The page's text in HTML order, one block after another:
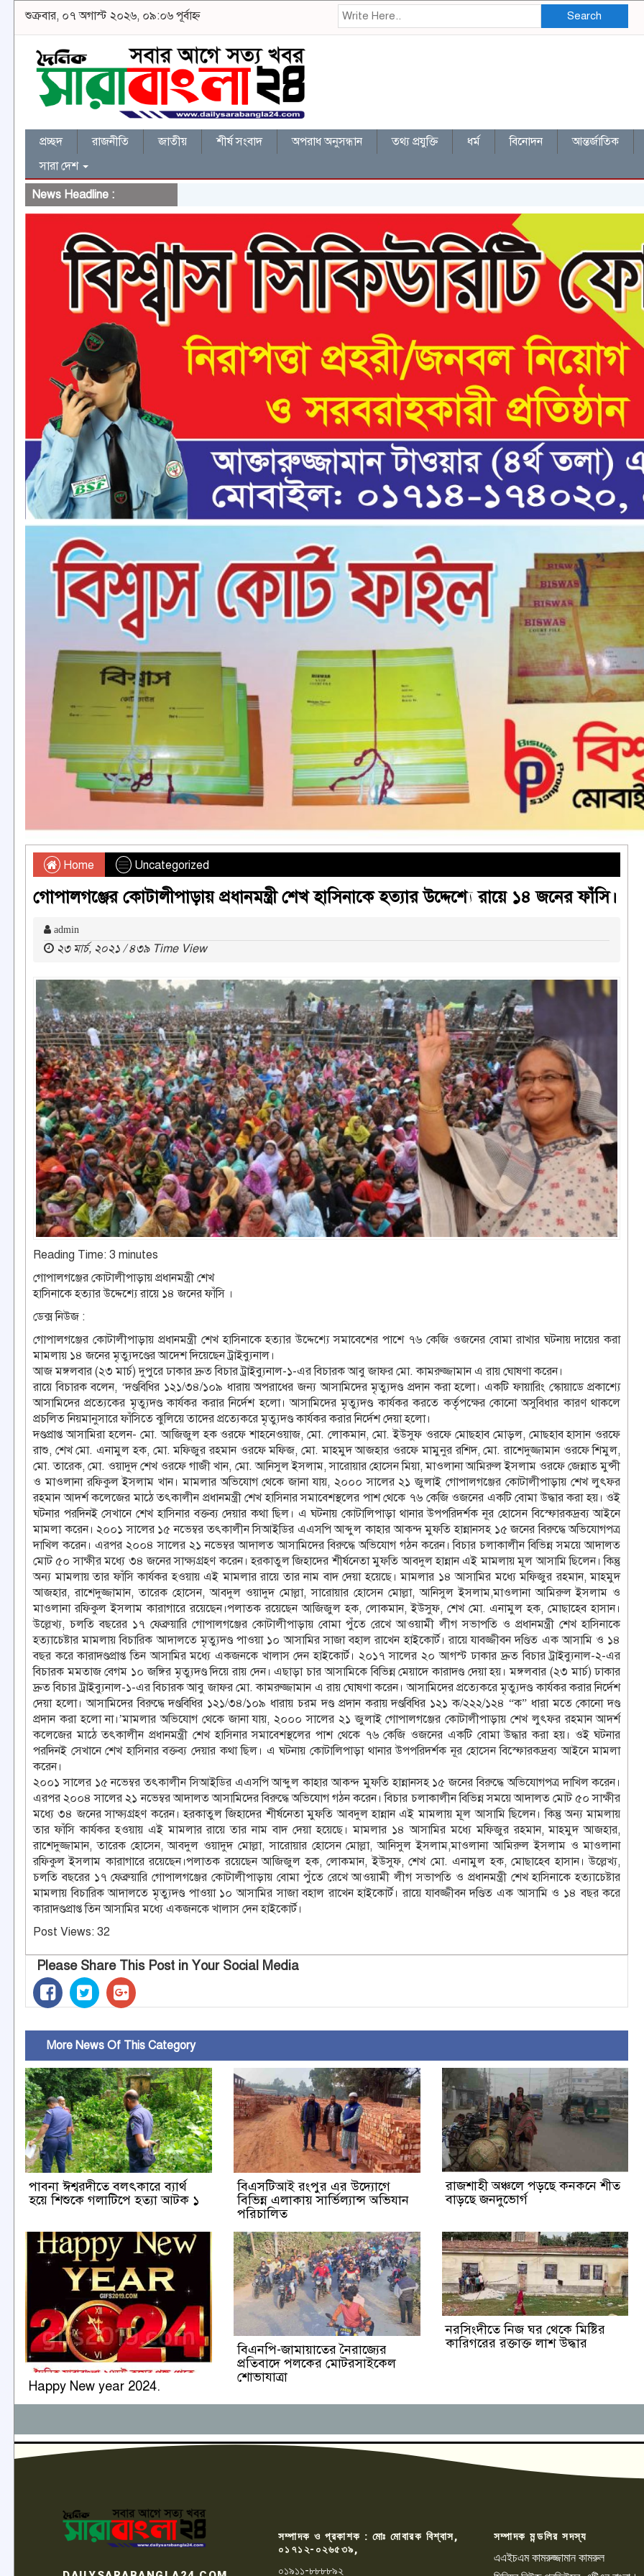
শুক্রবার, ০৭ অগাস্ট ২০২৬, ০৯:০৬ পূর্বাহ্ন Search
প্রচ্ছদ রাজনীতি জাতীয় শীর্ষ সংবাদ অপরাধ অনুসন্ধান তথ্য প্রযুক্তি ধর্ম বিনোদন আন্তর্জাতিক
সারা দেশ
News Headline :
Home Uncategorized
গোপালগঞ্জের কোটালীপাড়ায় প্রধানমন্ত্রী শেখ হাসিনাকে হত্যার উদ্দেশ্যে রায়ে ১৪ জনের ফাঁসি।
admin
২৩ মার্চ, ২০২১ / ৪৩৯ Time View
Reading Time: 3 minutes
গোপালগঞ্জের কোটালীপাড়ায় প্রধানমন্ত্রী শেখ
হাসিনাকে হত্যার উদ্দেশ্যে রায়ে ১৪ জনের ফাঁসি ।
ডেক্স নিউজ :
গোপালগঞ্জের কোটালীপাড়ায় প্রধানমন্ত্রী শেখ হাসিনাকে হত্যার উদ্দেশ্যে সমাবেশের পাশে ৭৬ কেজি ওজনের বোমা রাখার ঘটনায় দায়ের করা
মামলায় ১৪ জনের মৃত্যুদণ্ডের আদেশ দিয়েছেন ট্রাইব্যুনাল।
আজ মঙ্গলবার (২৩ মার্চ) দুপুরে ঢাকার দ্রুত বিচার ট্রাইব্যুনাল-১-এর বিচারক আবু জাফর মো. কামরুজ্জামান এ রায় ঘোষণা করেন।
রায়ে বিচারক বলেন, ‘দণ্ডবিধির ১২১/৩৪/১০৯ ধারায় অপরাধের জন্য আসামিদের মৃত্যুদণ্ড প্রদান করা হলো। একটি ফায়ারিং স্কোয়াডে প্রকাশ্যে
আসামিদের প্রত্যেকের মৃত্যুদণ্ড কার্যকর করার নির্দেশ হলো। আসামিদের মৃত্যুদণ্ড কার্যকর করতে কর্তৃপক্ষের কোনো অসুবিধার কারণ থাকলে
প্রচলিত নিয়মানুসারে ফাঁসিতে ঝুলিয়ে তাদের প্রত্যেকরে মৃত্যুদণ্ড কার্যকর করার নির্দেশ দেয়া হলো।
দণ্ডপ্রাপ্ত আসামিরা হলেন- মো. আজিজুল হক ওরফে শাহনেওয়াজ, মো. লোকমান, মো. ইউসুফ ওরফে মোছহাব মোড়ল, মোছহাব হাসান ওরফে
রাশু, শেখ মো. এনামুল হক, মো. মফিজুর রহমান ওরফে মফিজ, মো. মাহমুদ আজহার ওরফে মামুনুর রশিদ, মো. রাশেদুজ্জামান ওরফে শিমুল,
মো. তারেক, মো. ওয়াদুদ শেখ ওরফে গাজী খান, মো. আনিসুল ইসলাম, সারোয়ার হোসেন মিয়া, মাওলানা আমিরুল ইসলাম ওরফে জেন্নাত মুন্সী
ও মাওলানা রফিকুল ইসলাম খান। মামলার অভিযোগ থেকে জানা যায়, ২০০০ সালের ২১ জুলাই গোপালগঞ্জের কোটালীপাড়ায় শেখ লুৎফর
রহমান আদর্শ কলেজের মাঠে তৎকালীন প্রধানমন্ত্রী শেখ হাসিনার সমাবেশস্থলের পাশ থেকে ৭৬ কেজি ওজনের একটি বোমা উদ্ধার করা হয়। ওই
ঘটনার পরদিনই সেখানে শেখ হাসিনার বক্তব্য দেয়ার কথা ছিল। এ ঘটনায় কোটালিপাড়া থানার উপপরিদর্শক নূর হোসেন বিস্ফোরকদ্রব্য আইনে
মামলা করেন। ২০০১ সালের ১৫ নভেম্বর তৎকালীন সিআইডির এএসপি আব্দুল কাহার আকন্দ মুফতি হান্নানসহ ১৫ জনের বিরুদ্ধে অভিযোগপত্র
দাখিল করেন। এরপর ২০০৪ সালের ২১ নভেম্বর আদালত আসামিদের বিরুদ্ধে অভিযোগ গঠন করেন। বিচার চলাকালীন বিভিন্ন সময়ে আদালত
মোট ৫০ সাক্ষীর মধ্যে ৩৪ জনের সাক্ষ্যগ্রহণ করেন। হরকাতুল জিহাদের শীর্ষনেতা মুফতি আবদুল হান্নান এই মামলায় মূল আসামি ছিলেন। কিন্তু
অন্য মামলায় তার ফাঁসি কার্যকর হওয়ায় এই মামলার রায়ে তার নাম বাদ দেয়া হয়েছে। মামলার ১৪ আসামির মধ্যে মফিজুর রহমান, মাহমুদ
আজহার, রাশেদুজ্জামান, তারেক হোসেন, আবদুল ওয়াদুদ মোল্লা, সারোয়ার হোসেন মোল্লা, আনিসুল ইসলাম,মাওলানা আমিরুল ইসলাম ও
মাওলানা রফিকুল ইসলাম কারাগারে রয়েছেন।পলাতক রয়েছেন আজিজুল হক, লোকমান, ইউসুফ, শেখ মো. এনামুল হক, মোছাহেব হাসান।
উল্লেখ্য, চলতি বছরের ১৭ ফেব্রুয়ারি গোপালগঞ্জের কোটালীপাড়ায় বোমা পুঁতে রেখে আওয়ামী লীগ সভাপতি ও প্রধানমন্ত্রী শেখ হাসিনাকে
হত্যাচেষ্টার মামলায় বিচারিক আদালতে মৃত্যুদণ্ড পাওয়া ১০ আসামির সাজা বহাল রাখেন হাইকোর্ট। রায়ে যাবজ্জীবন দণ্ডিত এক আসামি ও ১৪
বছর করে কারাদণ্ডপ্রাপ্ত তিন আসামির মধ্যে একজনকে খালাস দেন হাইকোর্ট। ২০১৭ সালের ২০ আগস্ট ঢাকার দ্রুত বিচার ট্রাইব্যুনাল-২-এর
বিচারক মমতাজ বেগম ১০ জঙ্গির মৃত্যুদণ্ড দিয়ে রায় দেন। এছাড়া চার আসামিকে বিভিন্ন মেয়াদে কারাদণ্ড দেয়া হয়। মঙ্গলবার (২৩ মার্চ) ঢাকার
দ্রুত বিচার ট্রাইব্যুনাল-১-এর বিচারক আবু জাফর মো. কামরুজ্জামান এ রায় ঘোষণা করেন। আসামিদের প্রত্যেকরে মৃত্যুদণ্ড কার্যকর করার নির্দেশ
দেয়া হলো। আসামিদের বিরুদ্ধে দণ্ডবিধির ১২১/৩৪/১০৯ ধারায় চরম দণ্ড প্রদান করায় দণ্ডবিধির ১২১ ক/২২২/১২৪ “ক” ধারা মতে কোনো দণ্ড
প্রদান করা হলো না।’মামলার অভিযোগ থেকে জানা যায়, ২০০০ সালের ২১ জুলাই গোপালগঞ্জের কোটালীপাড়ায় শেখ লুৎফর রহমান আদর্শ
কলেজের মাঠে তৎকালীন প্রধানমন্ত্রী শেখ হাসিনার সমাবেশস্থলের পাশ থেকে ৭৬ কেজি ওজনের একটি বোমা উদ্ধার করা হয়। ওই ঘটনার
পরদিনই সেখানে শেখ হাসিনার বক্তব্য দেয়ার কথা ছিল। এ ঘটনায় কোটালিপাড়া থানার উপপরিদর্শক নূর হোসেন বিস্ফোরকদ্রব্য আইনে মামলা
করেন।
২০০১ সালের ১৫ নভেম্বর তৎকালীন সিআইডির এএসপি আব্দুল কাহার আকন্দ মুফতি হান্নানসহ ১৫ জনের বিরুদ্ধে অভিযোগপত্র দাখিল করেন।
এরপর ২০০৪ সালের ২১ নভেম্বর আদালত আসামিদের বিরুদ্ধে অভিযোগ গঠন করেন। বিচার চলাকালীন বিভিন্ন সময়ে আদালত মোট ৫০ সাক্ষীর
মধ্যে ৩৪ জনের সাক্ষ্যগ্রহণ করেন। হরকাতুল জিহাদের শীর্ষনেতা মুফতি আবদুল হান্নান এই মামলায় মূল আসামি ছিলেন। কিন্তু অন্য মামলায়
তার ফাঁসি কার্যকর হওয়ায় এই মামলার রায়ে তার নাম বাদ দেয়া হয়েছে। মামলার ১৪ আসামির মধ্যে মফিজুর রহমান, মাহমুদ আজহার,
রাশেদুজ্জামান, তারেক হোসেন, আবদুল ওয়াদুদ মোল্লা, সারোয়ার হোসেন মোল্লা, আনিসুল ইসলাম,মাওলানা আমিরুল ইসলাম ও মাওলানা
রফিকুল ইসলাম কারাগারে রয়েছেন।পলাতক রয়েছেন আজিজুল হক, লোকমান, ইউসুফ, শেখ মো. এনামুল হক, মোছাহেব হাসান। উল্লেখ্য,
চলতি বছরের ১৭ ফেব্রুয়ারি গোপালগঞ্জের কোটালীপাড়ায় বোমা পুঁতে রেখে আওয়ামী লীগ সভাপতি ও প্রধানমন্ত্রী শেখ হাসিনাকে হত্যাচেষ্টার
মামলায় বিচারিক আদালতে মৃত্যুদণ্ড পাওয়া ১০ আসামির সাজা বহাল রাখেন হাইকোর্ট। রায়ে যাবজ্জীবন দণ্ডিত এক আসামি ও ১৪ বছর করে
কারাদণ্ডপ্রাপ্ত তিন আসামির মধ্যে একজনকে খালাস দেন হাইকোর্ট।
Post Views: 32
Please Share This Post in Your Social Media
More News Of This Category
পাবনা ঈশ্বরদীতে বলৎকারে ব্যার্থ
হয়ে শিশুকে গলাটিপে হত্যা আটক ১
বিএসটিআই রংপুর এর উদ্যোগে
বিভিন্ন এলাকায় সার্ভিল্যান্স অভিযান
পরিচালিত
রাজশাহী অঞ্চলে পড়ছে কনকনে শীত
বাড়ছে জনদুভোর্গ
Happy New year 2024.
বিএনপি-জামায়াতের নৈরাজ্যের
প্রতিবাদে পলকের মোটরসাইকেল
শোভাযাত্রা
নরসিংদীতে নিজ ঘর থেকে মিষ্টির
কারিগরের রক্তাক্ত লাশ উদ্ধার
সম্পাদক ও প্রকাশক : মোঃ মোবারক বিশ্বাস,
০১৭১২-০২৬৫৩৯,
০১৯১১-৮৮৮৮৯২
সম্পাদক মন্ডলির সদস্য
এএইচএম কামরুজ্জামান কামরুল